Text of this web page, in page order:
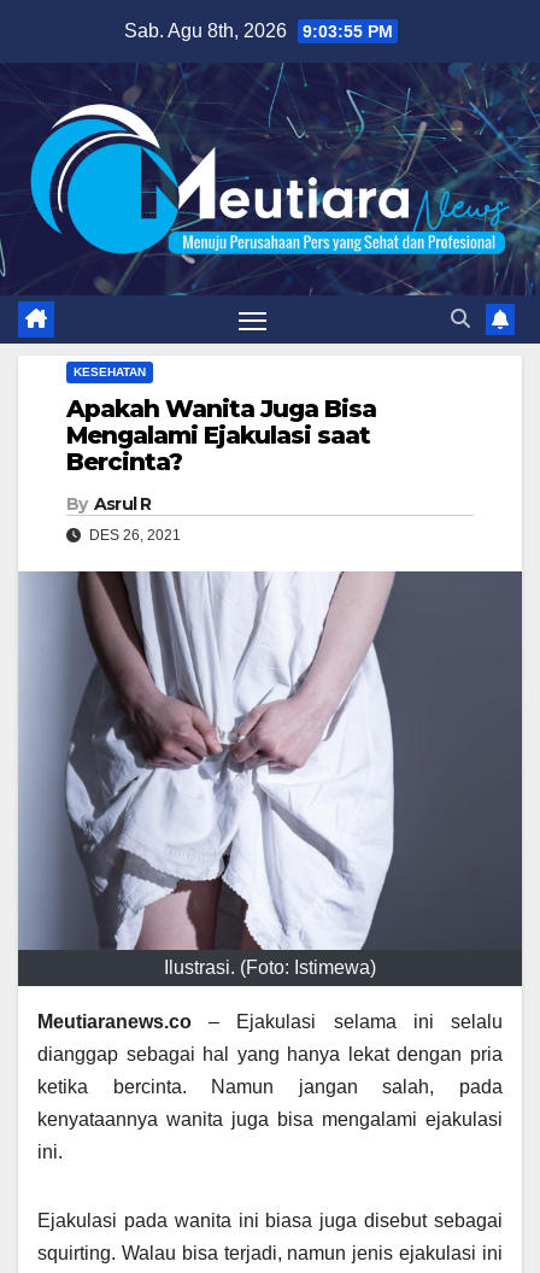
content
Sab. Agu 8th, 2026 9:03:56 PM
KESEHATAN
Apakah Wanita Juga Bisa
Mengalami Ejakulasi saat
Bercinta?
By Asrul R
DES 26, 2021
Ilustrasi. (Foto: Istimewa)
Meutiaranews.co – Ejakulasi selama ini selalu
dianggap sebagai hal yang hanya lekat dengan pria
ketika bercinta. Namun jangan salah, pada
kenyataannya wanita juga bisa mengalami ejakulasi
ini.
Ejakulasi pada wanita ini biasa juga disebut sebagai
squirting. Walau bisa terjadi, namun jenis ejakulasi ini